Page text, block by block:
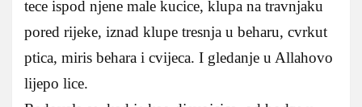
tece ispod njene male kucice, klupa na travnjaku
pored rijeke, iznad klupe tresnja u beharu, cvrkut
ptica, miris behara i cvijeca. I gledanje u Allahovo
lijepo lice.